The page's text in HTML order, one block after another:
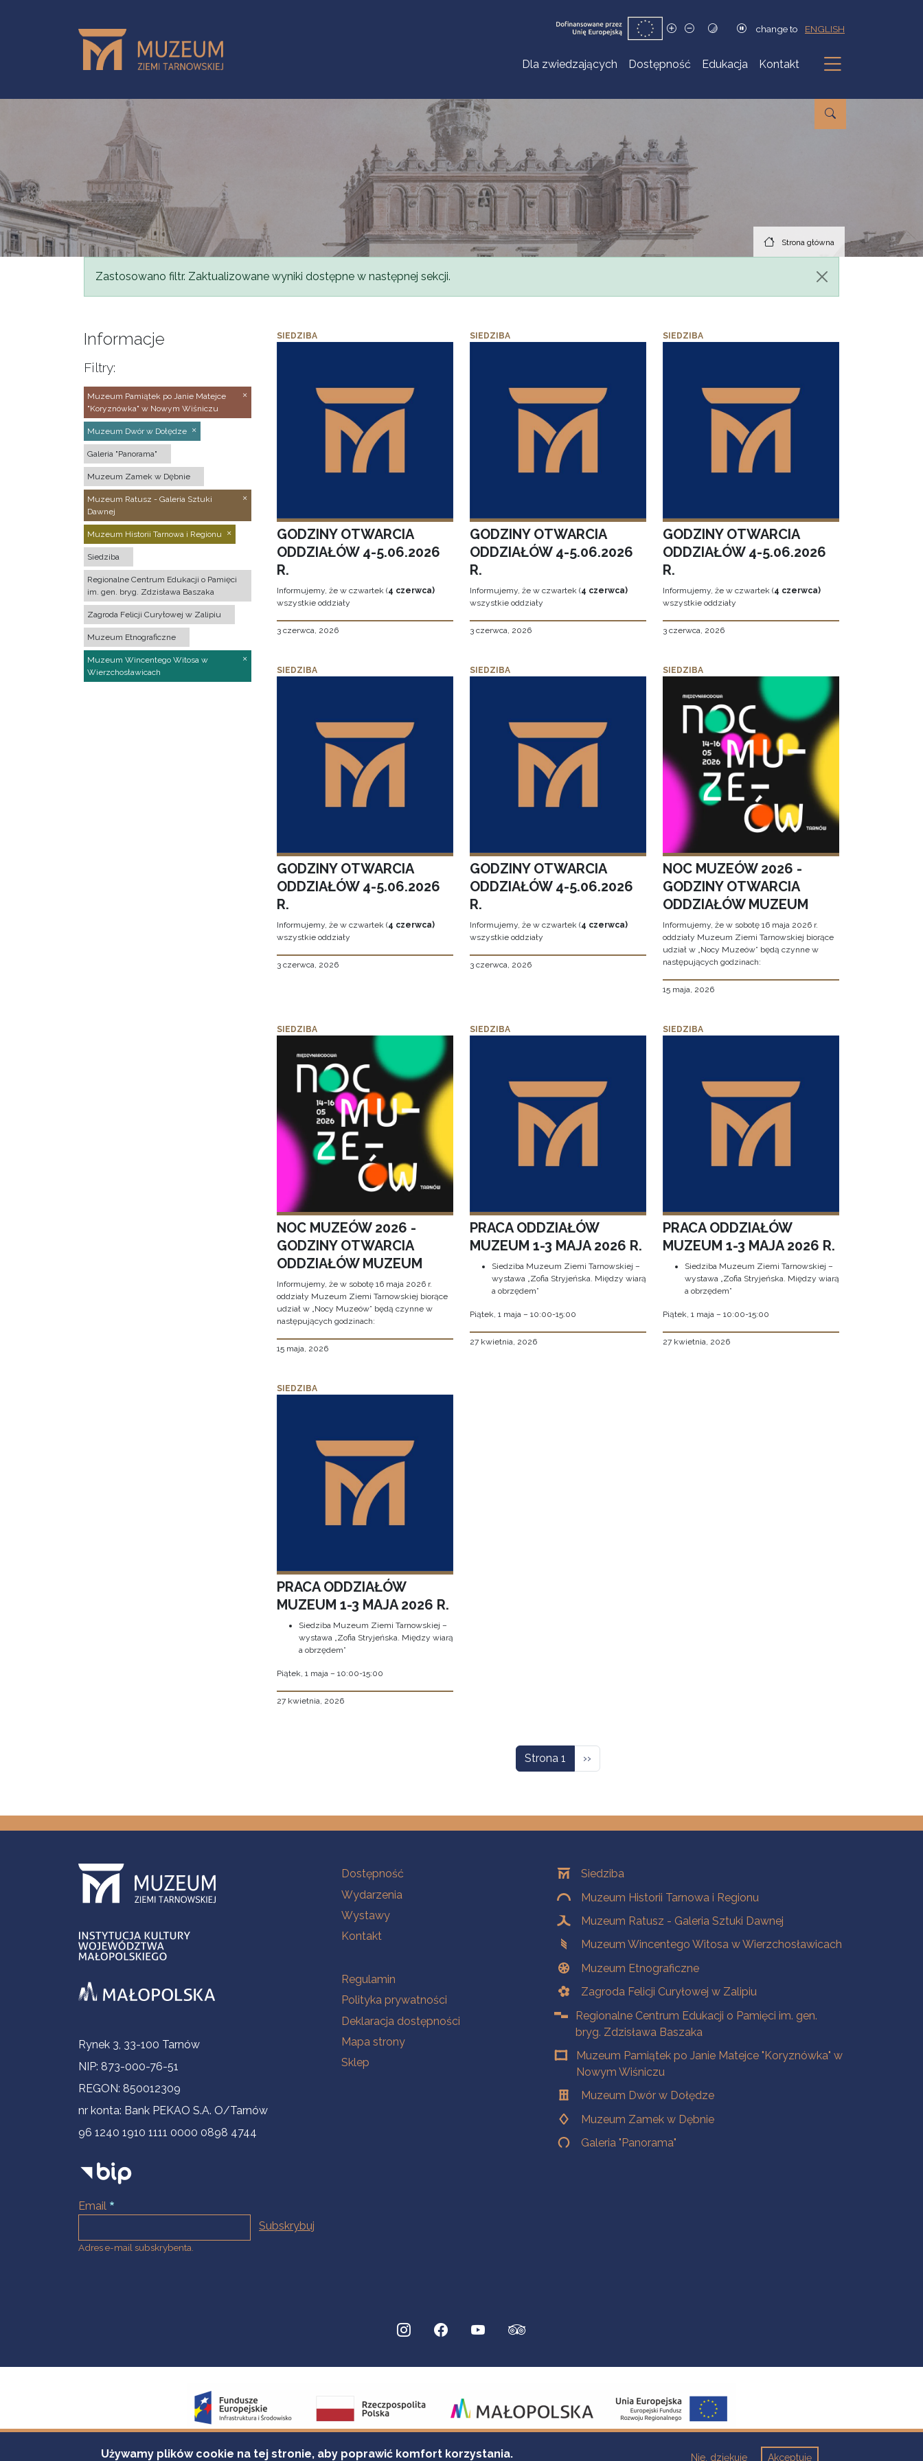
change to ENGLISH
Dla zwiedzających Dostępność Edukacja Kontakt
Podmenu
Strona główna
Komunikat
Zastosowano filtr. Zaktualizowane wyniki dostępne w następnej sekcji.
Informacje
Filtry:
Muzeum Pamiątek po Janie Matejce
"Koryznówka" w Nowym Wiśniczu
Muzeum Dwór w Dołędze
Galeria "Panorama"
Muzeum Zamek w Dębnie
Muzeum Ratusz - Galeria Sztuki
Dawnej
Muzeum Historii Tarnowa i Regionu
Siedziba
Regionalne Centrum Edukacji o Pamięci
im. gen. bryg. Zdzisława Baszaka
Zagroda Felicji Curyłowej w Zalipiu
Muzeum Etnograficzne
Muzeum Wincentego Witosa w
Wierzchosławicach
SIEDZIBA
GODZINY OTWARCIA
ODDZIAŁÓW 4-5.06.2026
R.
Informujemy, że w czwartek (4 czerwca)
wszystkie oddziały
3 czerwca, 2026
SIEDZIBA
GODZINY OTWARCIA
ODDZIAŁÓW 4-5.06.2026
R.
Informujemy, że w czwartek (4 czerwca)
wszystkie oddziały
3 czerwca, 2026
SIEDZIBA
GODZINY OTWARCIA
ODDZIAŁÓW 4-5.06.2026
R.
Informujemy, że w czwartek (4 czerwca)
wszystkie oddziały
3 czerwca, 2026
SIEDZIBA
GODZINY OTWARCIA
ODDZIAŁÓW 4-5.06.2026
R.
Informujemy, że w czwartek (4 czerwca)
wszystkie oddziały
3 czerwca, 2026
SIEDZIBA
GODZINY OTWARCIA
ODDZIAŁÓW 4-5.06.2026
R.
Informujemy, że w czwartek (4 czerwca)
wszystkie oddziały
3 czerwca, 2026
SIEDZIBA
NOC MUZEÓW 2026 -
GODZINY OTWARCIA
ODDZIAŁÓW MUZEUM
Informujemy, że w sobotę 16 maja 2026 r.
oddziały Muzeum Ziemi Tarnowskiej biorące
udział w „Nocy Muzeów” będą czynne w
następujących godzinach:
15 maja, 2026
SIEDZIBA
NOC MUZEÓW 2026 -
GODZINY OTWARCIA
ODDZIAŁÓW MUZEUM
Informujemy, że w sobotę 16 maja 2026 r.
oddziały Muzeum Ziemi Tarnowskiej biorące
udział w „Nocy Muzeów” będą czynne w
następujących godzinach:
15 maja, 2026
SIEDZIBA
PRACA ODDZIAŁÓW
MUZEUM 1-3 MAJA 2026 R.
Siedziba Muzeum Ziemi Tarnowskiej –
wystawa „Zofia Stryjeńska. Między wiarą
a obrzędem”
Piątek, 1 maja – 10:00-15:00
27 kwietnia, 2026
SIEDZIBA
PRACA ODDZIAŁÓW
MUZEUM 1-3 MAJA 2026 R.
Siedziba Muzeum Ziemi Tarnowskiej –
wystawa „Zofia Stryjeńska. Między wiarą
a obrzędem”
Piątek, 1 maja – 10:00-15:00
27 kwietnia, 2026
SIEDZIBA
PRACA ODDZIAŁÓW
MUZEUM 1-3 MAJA 2026 R.
Siedziba Muzeum Ziemi Tarnowskiej –
wystawa „Zofia Stryjeńska. Między wiarą
a obrzędem”
Piątek, 1 maja – 10:00-15:00
27 kwietnia, 2026
Strona 1 Następna strona
››
Informacje kontaktowe
Rynek 3, 33-100 Tarnów
NIP: 873-000-76-51
REGON: 850012309
nr konta: Bank PEKAO S.A. O/Tarnów
96 1240 1910 1111 0000 0898 4744
Email
Adres e-mail subskrybenta.
Na skróty
Dostępność
Wydarzenia
Wystawy
Kontakt
Na skróty
Regulamin
Polityka prywatności
Deklaracja dostępności
Mapa strony
Sklep
OddziałySiedziba
Muzeum Historii Tarnowa i Regionu
Muzeum Ratusz - Galeria Sztuki Dawnej
Muzeum Wincentego Witosa w Wierzchosławicach
Muzeum Etnograficzne
Zagroda Felicji Curyłowej w Zalipiu
Regionalne Centrum Edukacji o Pamięci im. gen.
bryg. Zdzisława Baszaka
Muzeum Pamiątek po Janie Matejce "Koryznówka" w
Nowym Wiśniczu
Muzeum Dwór w Dołędze
Muzeum Zamek w Dębnie
Galeria "Panorama"
Używamy plików cookie na tej stronie, aby poprawić komfort korzystania. Akceptuję
Nie, dziękuje